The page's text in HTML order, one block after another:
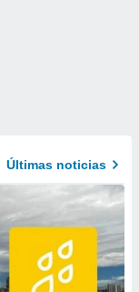
Últimas noticias